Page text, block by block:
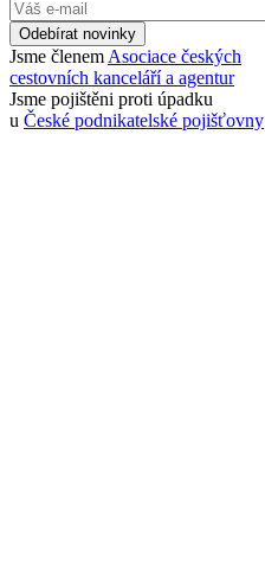
Odebírat novinky
Jsme členem Asociace českých
cestovních kanceláří a agentur
Jsme pojištěni proti úpadku
u České podnikatelské pojišťovny